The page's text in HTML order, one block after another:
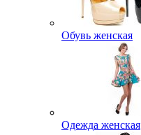
Обувь женская
Одежда женская